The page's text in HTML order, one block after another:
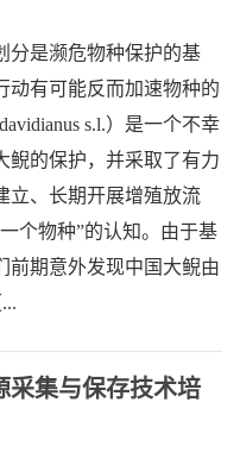
分是濒危物种保护的基
动有可能反而加速物种的
s.l.）是一个不幸
鲵的保护，并采取了有力
立、长期开展增殖放流
个物种”的认知。由于基
前期意外发现中国大鲵由
采集与保存技术培